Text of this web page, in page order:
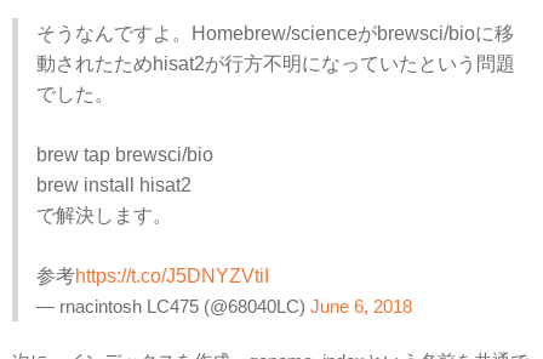
そうなんですよ。Homebrew/scienceがbrewsci/bioに移
動されたためhisat2が行方不明になっていたという問題
でした。
brew tap brewsci/bio
brew install hisat2
で解決します。
参考https://t.co/J5DNYZVtiI
— rnacintosh LC475 (@68040LC) June 6, 2018